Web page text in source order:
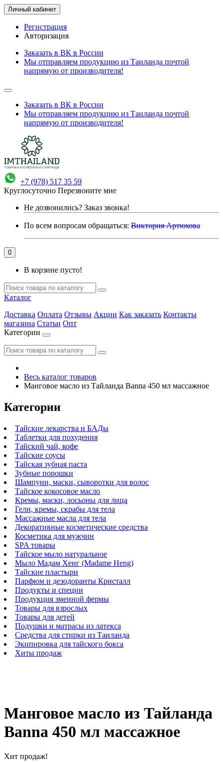
Личный кабинет
Регистрация
Авторизация
Заказать в ВК в России
Мы отправляем продукцию из Таиланда почтой
напрямую от производителя!
Заказать в ВК в России
Мы отправляем продукцию из Таиланда почтой
напрямую от производителя!
+7 (978) 517 35 59
Круглосуточно Перезвоните мне
Не дозвонились? Заказ звонка!
По всем вопросам обращаться: Виктория Артюхова
0
В корзине пусто!
Каталог
Доставка Оплата Отзывы Акции Как заказать Контакты
магазина Статьи Опт
Категории
Весь каталог товаров
Манговое масло из Тайланда Banna 450 мл массажное
Категории
Тайские лекарства и БАДы
Таблетки для похудения
Тайский чай, кофе
Тайские соусы
Тайская зубная паста
Зубные порошки
Шампуни, маски, сыворотки для волос
Тайское кокосовое масло
Кремы, маски, лосьоны для лица
Гели, кремы, скрабы для тела
Массажные масла для тела
Декоративные косметические средства
Косметика для мужчин
SPA товары
Тайское мыло натуральное
Мыло Мадам Хенг (Madame Heng)
Тайские пластыри
Парфюм и дезодоранты Кристалл
Продукты и специи
Продукция змеиной фермы
Товары для взрослых
Товары для детей
Подушки и матрасы из латекса
Средства для стирки из Таиланда
Экипировка для тайского бокса
Хиты продаж
Манговое масло из Тайланда
Banna 450 мл массажное
Хит продаж!